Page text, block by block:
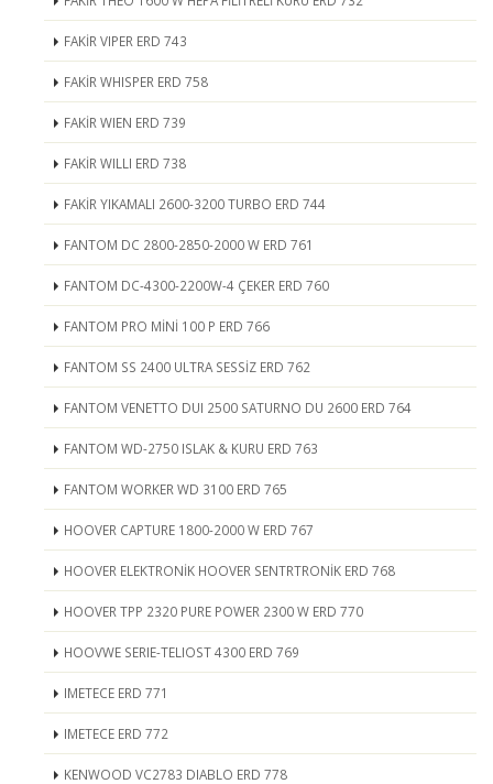
FAKİR VIPER ERD 743
FAKİR WHISPER ERD 758
FAKİR WIEN ERD 739
FAKİR WILLI ERD 738
FAKİR YIKAMALI 2600-3200 TURBO ERD 744
FANTOM DC 2800-2850-2000 W ERD 761
FANTOM DC-4300-2200W-4 ÇEKER ERD 760
FANTOM PRO MİNİ 100 P ERD 766
FANTOM SS 2400 ULTRA SESSİZ ERD 762
FANTOM VENETTO DUI 2500 SATURNO DU 2600 ERD 764
FANTOM WD-2750 ISLAK & KURU ERD 763
FANTOM WORKER WD 3100 ERD 765
HOOVER CAPTURE 1800-2000 W ERD 767
HOOVER ELEKTRONİK HOOVER SENTRTRONİK ERD 768
HOOVER TPP 2320 PURE POWER 2300 W ERD 770
HOOVWE SERIE-TELIOST 4300 ERD 769
IMETECE ERD 771
IMETECE ERD 772
KENWOOD VC2783 DIABLO ERD 778